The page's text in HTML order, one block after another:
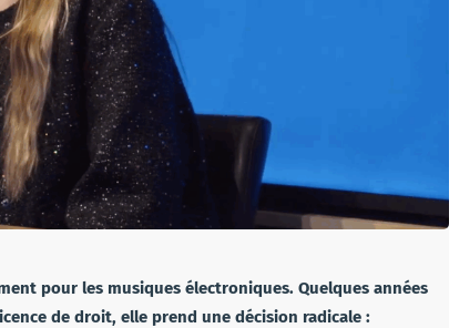
pour les musiques électroniques. Quelques années
de droit, elle prend une décision radicale :